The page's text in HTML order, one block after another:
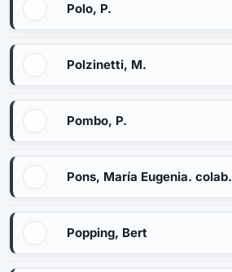
Polo, P.
Polzinetti, M.
Pombo, P.
Pons, María Eugenia. colab.
Popping, Bert